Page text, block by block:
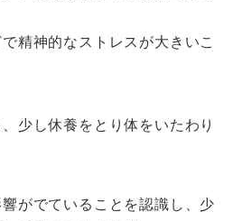
精神的なストレスが大きいこ
少し休養をとり体をいたわり
がでていることを認識し、少